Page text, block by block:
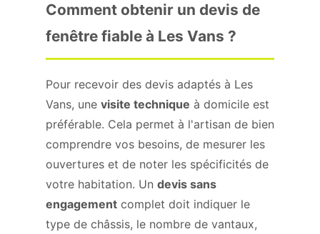
Comment obtenir un devis de
fenêtre fiable à Les Vans ?
Pour recevoir des devis adaptés à Les
Vans, une visite technique à domicile est
préférable. Cela permet à l'artisan de bien
comprendre vos besoins, de mesurer les
ouvertures et de noter les spécificités de
votre habitation. Un devis sans
engagement complet doit indiquer le
type de châssis, le nombre de vantaux,